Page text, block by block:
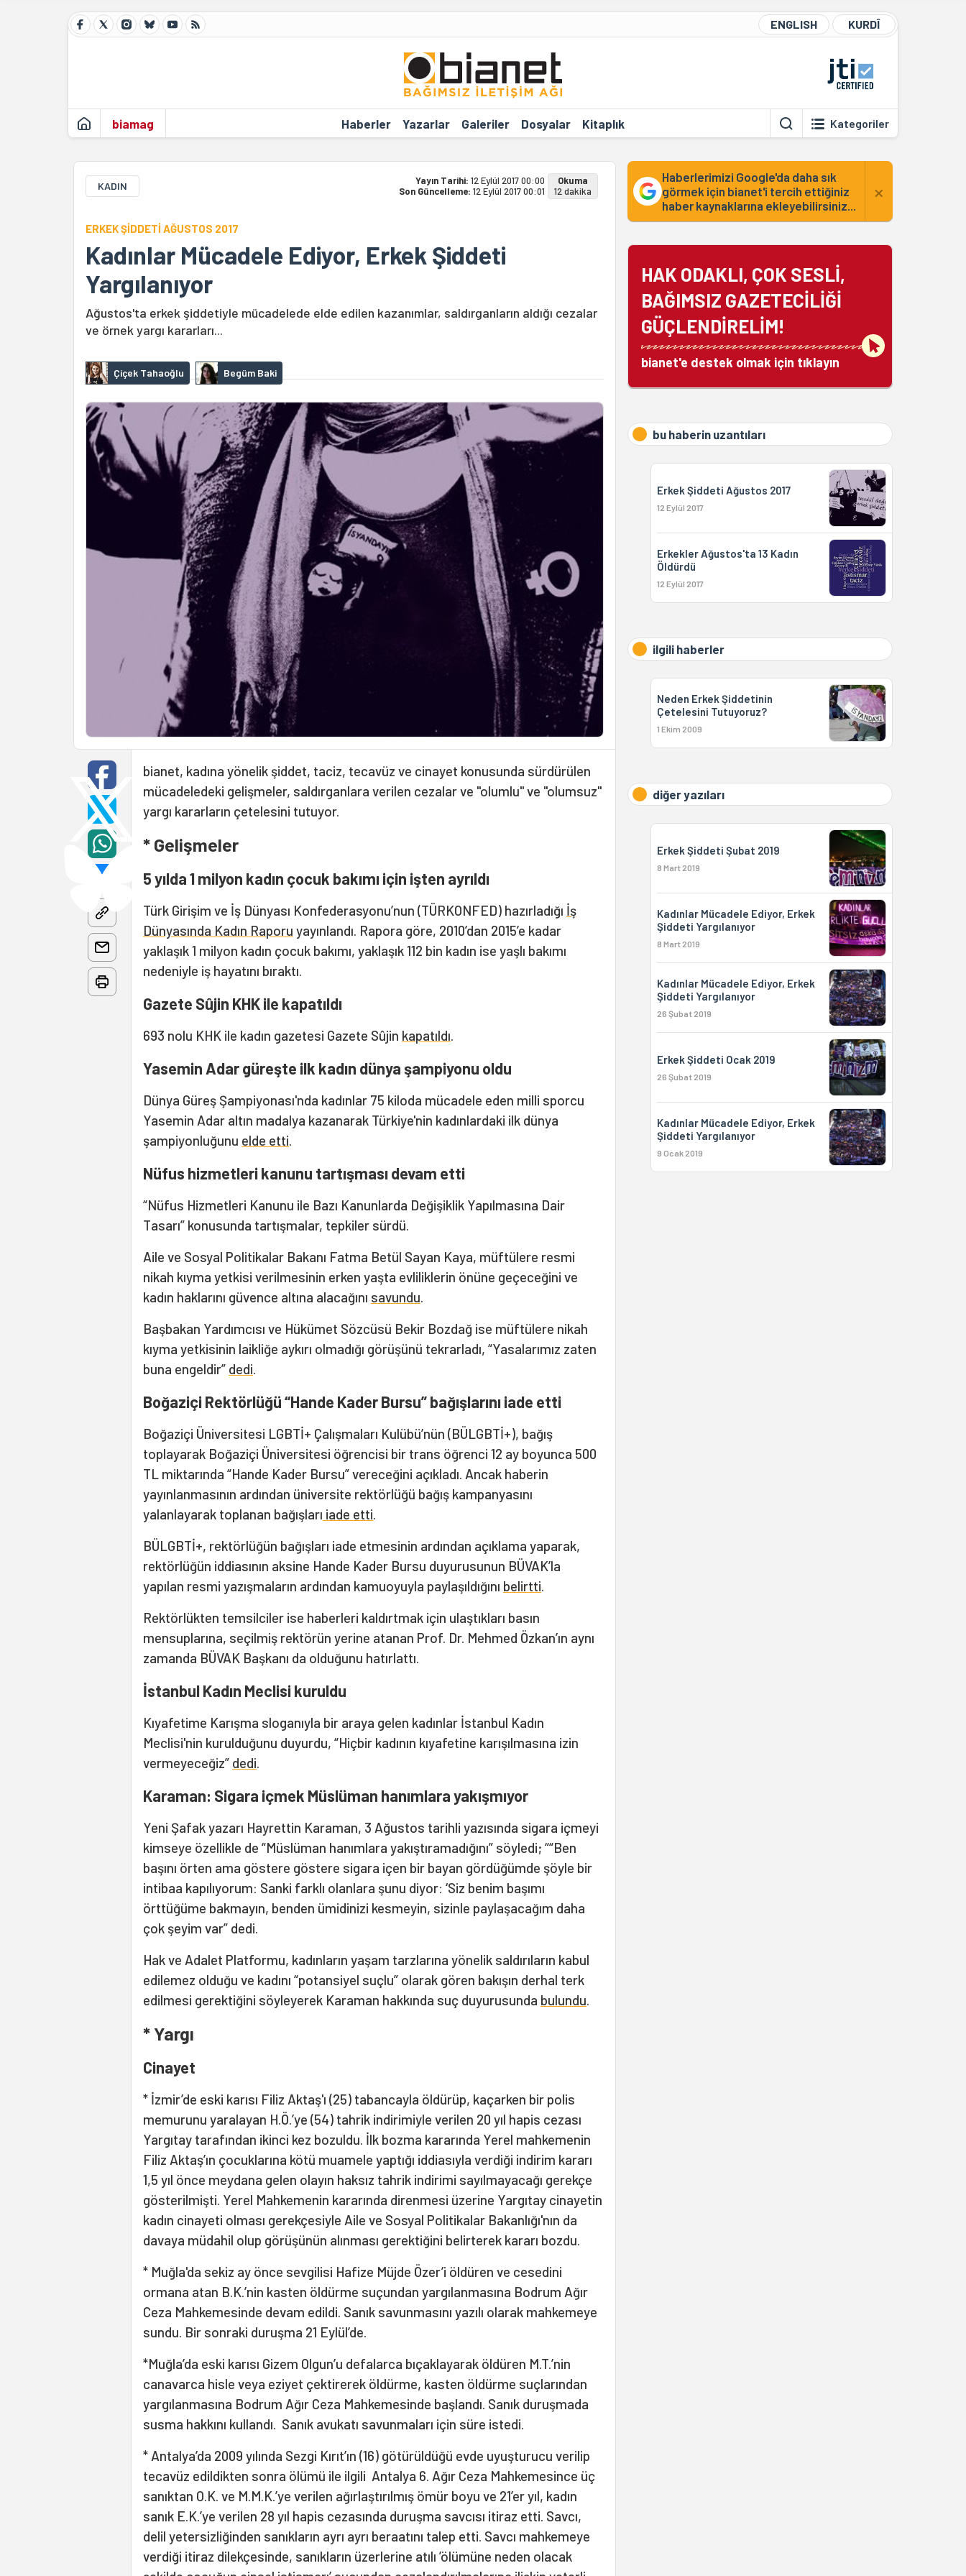
ENGLISH KURDÎ
biamag Haberler Yazarlar Galeriler Dosyalar Kitaplık Kategoriler
KADIN Yayın Tarihi: 12 Eylül 2017 00:00
Son Güncelleme: 12 Eylül 2017 00:01
Okuma
12 dakika
ERKEK ŞİDDETİ AĞUSTOS 2017
Kadınlar Mücadele Ediyor, Erkek Şiddeti
Yargılanıyor
Ağustos'ta erkek şiddetiyle mücadelede elde edilen kazanımlar, saldırganların aldığı cezalar
ve örnek yargı kararları...
Çiçek Tahaoğlu Begüm Baki
bianet, kadına yönelik şiddet, taciz, tecavüz ve cinayet konusunda sürdürülen
mücadeledeki gelişmeler, saldırganlara verilen cezalar ve "olumlu" ve "olumsuz"
yargı kararların çetelesini tutuyor.
* Gelişmeler
5 yılda 1 milyon kadın çocuk bakımı için işten ayrıldı
Türk Girişim ve İş Dünyası Konfederasyonu’nun (TÜRKONFED) hazırladığı İş
Dünyasında Kadın Raporu yayınlandı. Rapora göre, 2010’dan 2015’e kadar
yaklaşık 1 milyon kadın çocuk bakımı, yaklaşık 112 bin kadın ise yaşlı bakımı
nedeniyle iş hayatını bıraktı.
Gazete Sûjin KHK ile kapatıldı
693 nolu KHK ile kadın gazetesi Gazete Sûjin kapatıldı.
Yasemin Adar güreşte ilk kadın dünya şampiyonu oldu
Dünya Güreş Şampiyonası'nda kadınlar 75 kiloda mücadele eden milli sporcu
Yasemin Adar altın madalya kazanarak Türkiye'nin kadınlardaki ilk dünya
şampiyonluğunu elde etti.
Nüfus hizmetleri kanunu tartışması devam etti
“Nüfus Hizmetleri Kanunu ile Bazı Kanunlarda Değişiklik Yapılmasına Dair
Tasarı” konusunda tartışmalar, tepkiler sürdü.
Aile ve Sosyal Politikalar Bakanı Fatma Betül Sayan Kaya, müftülere resmi
nikah kıyma yetkisi verilmesinin erken yaşta evliliklerin önüne geçeceğini ve
kadın haklarını güvence altına alacağını savundu.
Başbakan Yardımcısı ve Hükümet Sözcüsü Bekir Bozdağ ise müftülere nikah
kıyma yetkisinin laikliğe aykırı olmadığı görüşünü tekrarladı, “Yasalarımız zaten
buna engeldir” dedi.
Boğaziçi Rektörlüğü “Hande Kader Bursu” bağışlarını iade etti
Boğaziçi Üniversitesi LGBTİ+ Çalışmaları Kulübü’nün (BÜLGBTİ+), bağış
toplayarak Boğaziçi Üniversitesi öğrencisi bir trans öğrenci 12 ay boyunca 500
TL miktarında “Hande Kader Bursu” vereceğini açıkladı. Ancak haberin
yayınlanmasının ardından üniversite rektörlüğü bağış kampanyasını
yalanlayarak toplanan bağışları iade etti.
BÜLGBTİ+, rektörlüğün bağışları iade etmesinin ardından açıklama yaparak,
rektörlüğün iddiasının aksine Hande Kader Bursu duyurusunun BÜVAK’la
yapılan resmi yazışmaların ardından kamuoyuyla paylaşıldığını belirtti.
Rektörlükten temsilciler ise haberleri kaldırtmak için ulaştıkları basın
mensuplarına, seçilmiş rektörün yerine atanan Prof. Dr. Mehmed Özkan’ın aynı
zamanda BÜVAK Başkanı da olduğunu hatırlattı.
İstanbul Kadın Meclisi kuruldu
Kıyafetime Karışma sloganıyla bir araya gelen kadınlar İstanbul Kadın
Meclisi'nin kurulduğunu duyurdu, “Hiçbir kadının kıyafetine karışılmasına izin
vermeyeceğiz” dedi.
Karaman: Sigara içmek Müslüman hanımlara yakışmıyor
Yeni Şafak yazarı Hayrettin Karaman, 3 Ağustos tarihli yazısında sigara içmeyi
kimseye özellikle de “Müslüman hanımlara yakıştıramadığını” söyledi; ““Ben
başını örten ama göstere göstere sigara içen bir bayan gördüğümde şöyle bir
intibaa kapılıyorum: Sanki farklı olanlara şunu diyor: ‘Siz benim başımı
örttüğüme bakmayın, benden ümidinizi kesmeyin, sizinle paylaşacağım daha
çok şeyim var” dedi.
Hak ve Adalet Platformu, kadınların yaşam tarzlarına yönelik saldırıların kabul
edilemez olduğu ve kadını “potansiyel suçlu” olarak gören bakışın derhal terk
edilmesi gerektiğini söyleyerek Karaman hakkında suç duyurusunda bulundu.
* Yargı
Cinayet
* İzmir’de eski karısı Filiz Aktaş'ı (25) tabancayla öldürüp, kaçarken bir polis
memurunu yaralayan H.Ö.’ye (54) tahrik indirimiyle verilen 20 yıl hapis cezası
Yargıtay tarafından ikinci kez bozuldu. İlk bozma kararında Yerel mahkemenin
Filiz Aktaş’ın çocuklarına kötü muamele yaptığı iddiasıyla verdiği indirim kararı
1,5 yıl önce meydana gelen olayın haksız tahrik indirimi sayılmayacağı gerekçe
gösterilmişti. Yerel Mahkemenin kararında direnmesi üzerine Yargıtay cinayetin
kadın cinayeti olması gerekçesiyle Aile ve Sosyal Politikalar Bakanlığı'nın da
davaya müdahil olup görüşünün alınması gerektiğini belirterek kararı bozdu.
* Muğla'da sekiz ay önce sevgilisi Hafize Müjde Özer’i öldüren ve cesedini
ormana atan B.K.’nin kasten öldürme suçundan yargılanmasına Bodrum Ağır
Ceza Mahkemesinde devam edildi. Sanık savunmasını yazılı olarak mahkemeye
sundu. Bir sonraki duruşma 21 Eylül’de.
*Muğla’da eski karısı Gizem Olgun’u defalarca bıçaklayarak öldüren M.T.’nin
canavarca hisle veya eziyet çektirerek öldürme, kasten öldürme suçlarından
yargılanmasına Bodrum Ağır Ceza Mahkemesinde başlandı. Sanık duruşmada
susma hakkını kullandı. Sanık avukatı savunmaları için süre istedi.
* Antalya’da 2009 yılında Sezgi Kırıt’ın (16) götürüldüğü evde uyuşturucu verilip
tecavüz edildikten sonra ölümü ile ilgili Antalya 6. Ağır Ceza Mahkemesince üç
sanıktan O.K. ve M.M.K.’ye verilen ağırlaştırılmış ömür boyu ve 21’er yıl, kadın
sanık E.K.’ye verilen 28 yıl hapis cezasında duruşma savcısı itiraz etti. Savcı,
delil yetersizliğinden sanıkların ayrı ayrı beraatını talep etti. Savcı mahkemeye
verdiği itiraz dilekçesinde, sanıkların üzerlerine atılı ’ölümüne neden olacak
Haberlerimizi Google'da daha sık
görmek için bianet'i tercih ettiğiniz
haber kaynaklarına ekleyebilirsiniz...
×
HAK ODAKLI, ÇOK SESLİ,
BAĞIMSIZ GAZETECİLİĞİ
GÜÇLENDİRELİM!
bianet'e destek olmak için tıklayın
bu haberin uzantıları
Erkek Şiddeti Ağustos 2017
12 Eylül 2017
Erkekler Ağustos'ta 13 Kadın
Öldürdü
12 Eylül 2017
ilgili haberler
Neden Erkek Şiddetinin
Çetelesini Tutuyoruz?
1 Ekim 2009
diğer yazıları
Erkek Şiddeti Şubat 2019
8 Mart 2019
Kadınlar Mücadele Ediyor, Erkek
Şiddeti Yargılanıyor
8 Mart 2019
Kadınlar Mücadele Ediyor, Erkek
Şiddeti Yargılanıyor
26 Şubat 2019
Erkek Şiddeti Ocak 2019
26 Şubat 2019
Kadınlar Mücadele Ediyor, Erkek
Şiddeti Yargılanıyor
9 Ocak 2019